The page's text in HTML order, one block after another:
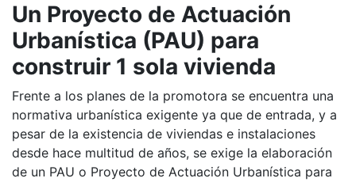
Un Proyecto de Actuación
Urbanística (PAU) para
construir 1 sola vivienda
Frente a los planes de la promotora se encuentra una
normativa urbanística exigente ya que de entrada, y a
pesar de la existencia de viviendas e instalaciones
desde hace multitud de años, se exige la elaboración
de un PAU o Proyecto de Actuación Urbanística para